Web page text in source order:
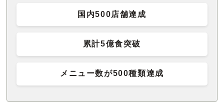
国内500店舗達成
累計5億食突破
メニュー数が500種類達成